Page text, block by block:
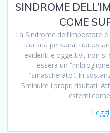
SINDROME
COME
La Sindrome dell’Impostore
cui una persona,
evidenti e oggettivi, non si
essere un
“smascherato”. In
Sminuire i propri risultati:
esterni